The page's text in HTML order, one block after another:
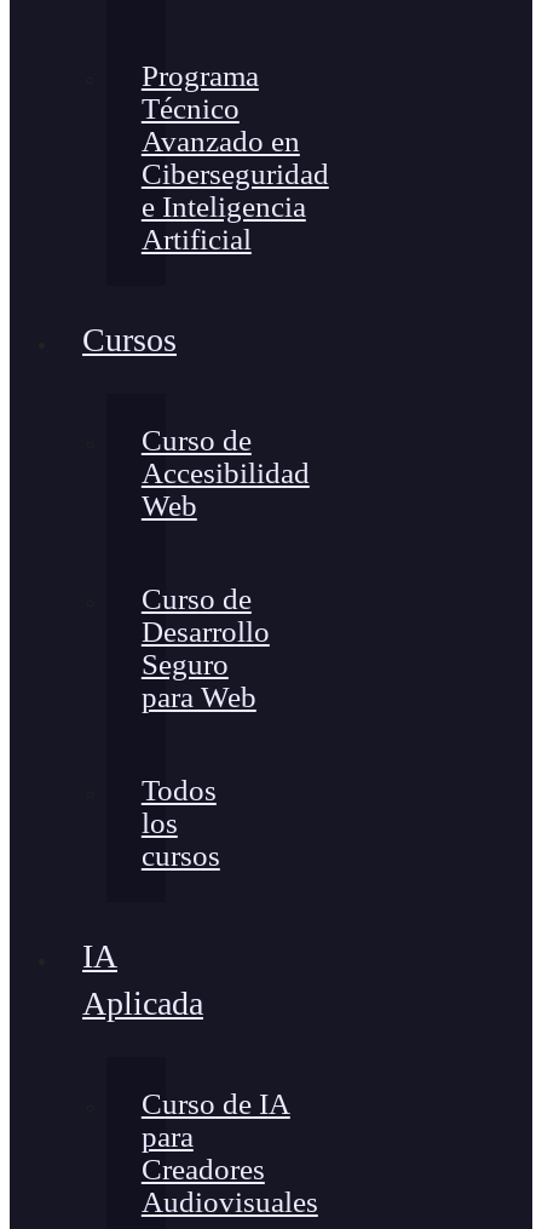
Programa
Técnico
Avanzado en
Ciberseguridad
e Inteligencia
Artificial
Cursos
Curso de
Accesibilidad
Web
Curso de
Desarrollo
Seguro
para Web
Todos
los
cursos
IA
Aplicada
Curso de IA
para
Creadores
Audiovisuales